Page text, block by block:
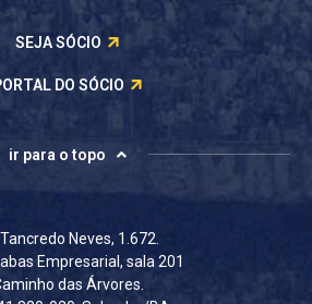
SEJA SÓCIO
DO SÓCIO
ir para o topo
Neves, 1.672.
Empresarial, sala 201
das Árvores.